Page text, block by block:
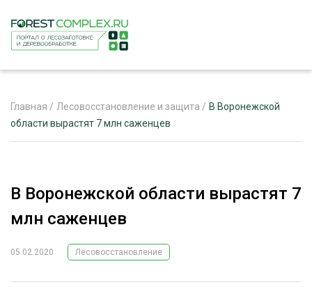
РЕКЛАМОДАТЕЛЯМ
ЛЕСНОЕ ХОЗЯЙСТВО
Главная / Лесовосстановление и защита / В Воронежской
области вырастят 7 млн саженцев
В Воронежской области вырастят 7
млн саженцев
05.02.2020 Лесовосстановление